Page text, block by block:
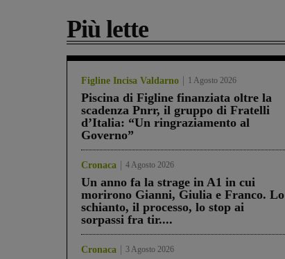
Più lette
Figline Incisa Valdarno 1 Agosto 2026
Piscina di Figline finanziata oltre la
scadenza Pnrr, il gruppo di Fratelli
d’Italia: “Un ringraziamento al
Governo”
Cronaca 4 Agosto 2026
Un anno fa la strage in A1 in cui
morirono Gianni, Giulia e Franco. Lo
schianto, il processo, lo stop ai
sorpassi fra tir....
Cronaca 3 Agosto 2026